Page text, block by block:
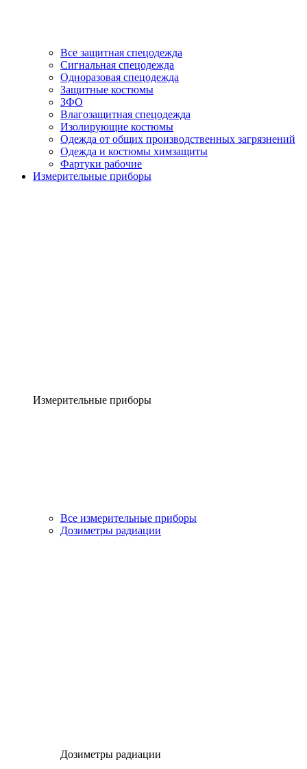
Все защитная спецодежда
Сигнальная спецодежда
Одноразовая спецодежда
Защитные костюмы
ЗФО
Влагозащитная спецодежда
Изолирующие костюмы
Одежда от общих производственных загрязнений
Одежда и костюмы химзащиты
Фартуки рабочие
Измерительные приборы
Измерительные приборы
Все измерительные приборы
Дозиметры радиации
Дозиметры радиации